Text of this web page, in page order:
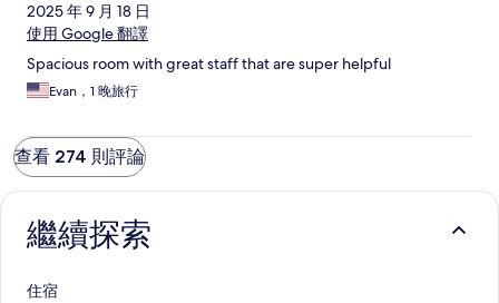
2025 年 9 月 18 日
使用 Google 翻譯
Spacious room with great staff that are super helpful
Evan，1 晚旅行
查看 274 則評論
繼續探索
住宿